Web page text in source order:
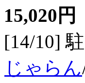
15,020円
[14/10]
じゃらん